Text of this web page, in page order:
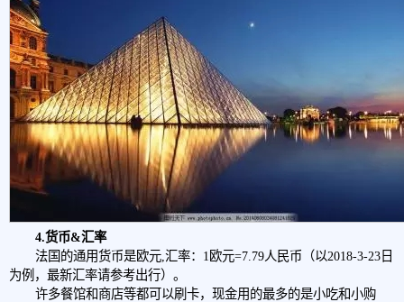
4.货币&汇率
法国的通用货币是欧元,汇率：1欧元=7.79人民币（以2018-3-23日
为例，最新汇率请参考出行）。
许多餐馆和商店等都可以刷卡，现金用的最多的是小吃和小购